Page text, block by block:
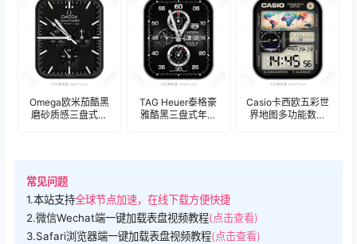
Omega欧米茄酷黑
磨砂质感三盘式计
TAG Heuer泰格豪
雅酷黑三盘式年历
Casio卡西欧五彩世
界地图多功能数字
常见问题
1.本站支持全球节点加速，在线下载方便快捷
2.微信Wechat端一键加载表盘视频教程(点击查看)
3.Safari浏览器端一键加载表盘视频教程(点击查看)